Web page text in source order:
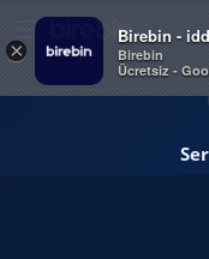
×
Birebin -
Birebin
Ücretsiz -